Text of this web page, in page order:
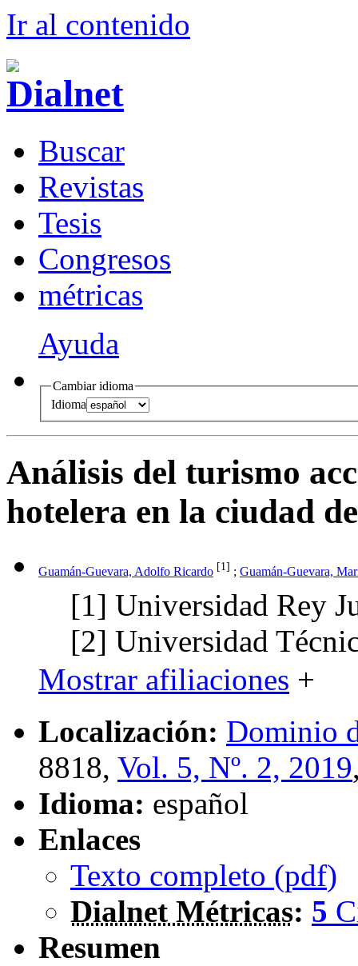
Ir al contenido
Buscar
Revistas
Tesis
Congresos
métricas
Ayuda
Cambiar idioma
Idioma
Análisis del turismo
hotelera en la ciudad
Guamán-Guevara, Adolfo Ricardo [1] ; Guamán-Guevara,
[1] Universidad Rey
[2] Universidad
Mostrar afiliaciones +
Localización: Dominio
8818, Vol. 5, Nº. 2, 2019
Idioma: español
Enlaces
Texto completo (pdf)
Dialnet Métricas: 5
Resumen